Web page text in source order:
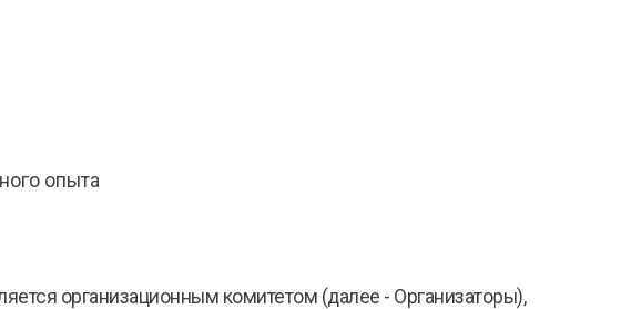
опыта
организационным комитетом (далее - Организаторы),